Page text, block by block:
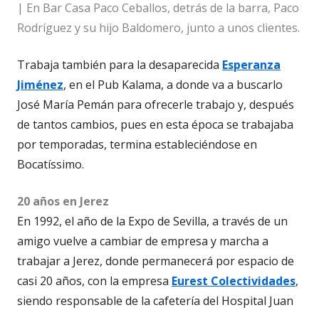
| En Bar Casa Paco Ceballos, detrás de la barra, Paco
Rodríguez y su hijo Baldomero, junto a unos clientes.
Trabaja también para la desaparecida Esperanza
Jiménez, en el Pub Kalama, a donde va a buscarlo
José María Pemán para ofrecerle trabajo y, después
de tantos cambios, pues en esta época se trabajaba
por temporadas, termina estableciéndose en
Bocatíssimo.
20 años en Jerez
En 1992, el año de la Expo de Sevilla, a través de un
amigo vuelve a cambiar de empresa y marcha a
trabajar a Jerez, donde permanecerá por espacio de
casi 20 años, con la empresa Eurest Colectividades,
siendo responsable de la cafetería del Hospital Juan